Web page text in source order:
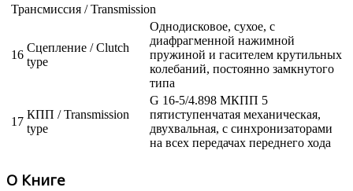
Трансмиссия / Transmission
16
Сцепление / Clutch
type
Однодисковое, сухое, с
диафрагменной нажимной
пружиной и гасителем крутильных
колебаний, постоянно замкнутого
типа
17
КПП / Transmission
type
G 16-5/4.898 МКПП 5
пятиступенчатая механическая,
двухвальная, с синхронизаторами
на всех передачах переднего хода
О Книге